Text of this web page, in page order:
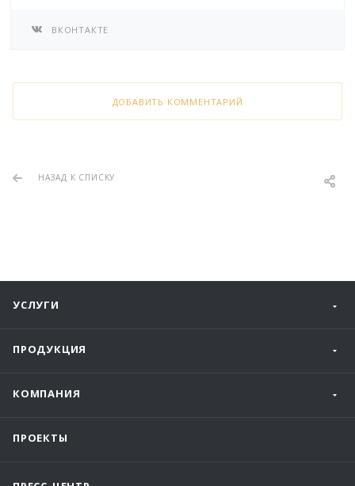
ВКОНТАКТЕ
ДОБАВИТЬ КОММЕНТАРИЙ
НАЗАД К СПИСКУ
УСЛУГИ
ПРОДУКЦИЯ
КОМПАНИЯ
ПРОЕКТЫ